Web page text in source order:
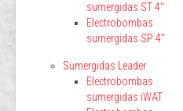
sumergidas ST 4"
Electrobombas
sumergidas SP 4"
Sumergidas Leader
Electrobombas
sumergidas iWAT